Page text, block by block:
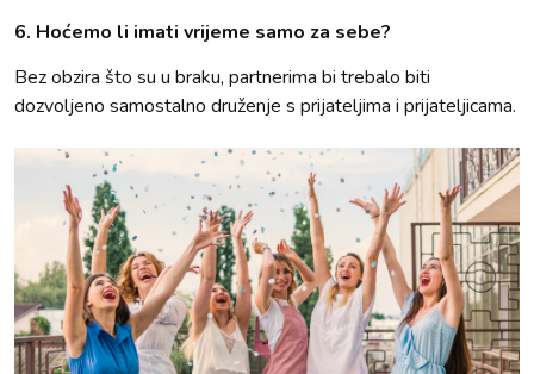
6. Hoćemo li imati vrijeme samo za sebe?
Bez obzira što su u braku, partnerima bi trebalo biti
dozvoljeno samostalno druženje s prijateljima i prijateljicama.